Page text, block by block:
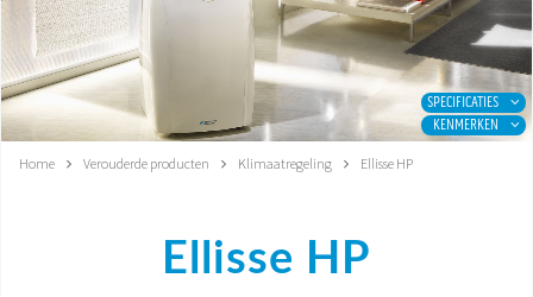
HOME
KLIMAATREGELING
VERWARMING
GEÏNTEGREERDE SYSTEMEN
SPECIFICATIES
KENMERKEN
Home Verouderde producten Klimaatregeling Ellisse HP
Ellisse HP